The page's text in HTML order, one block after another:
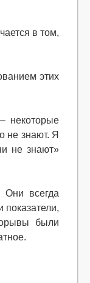
в том,
этих
некоторые
не знают. Я
не знают»
Они всегда
были